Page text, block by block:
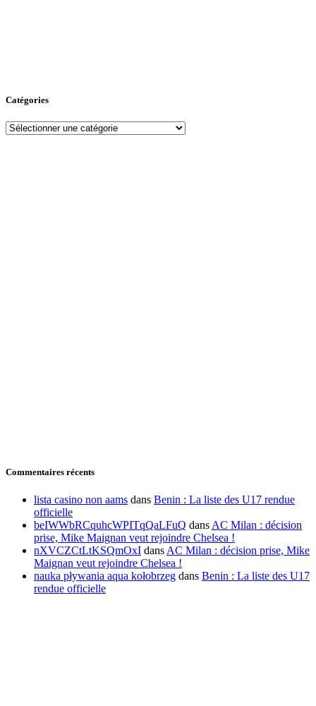
Catégories
Catégories
Commentaires récents
lista casino non aams dans Benin : La liste des U17 rendue
officielle
beIWWbRCquhcWPITqQaLFuQ dans AC Milan : décision
prise, Mike Maignan veut rejoindre Chelsea !
nXVCZCtLtKSQmOxI dans AC Milan : décision prise, Mike
Maignan veut rejoindre Chelsea !
nauka pływania aqua kołobrzeg dans Benin : La liste des U17
rendue officielle